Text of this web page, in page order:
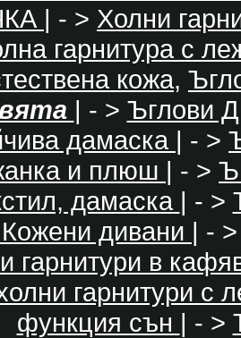
| - > Холни
гарнитура с
кожа,
| - > Ъглови
дамаска | - >
и плюш | - >
дамаска | - >
дивани | -
гарнитури в
гарнитури с
функция сън | - >